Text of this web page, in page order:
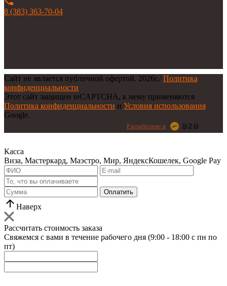
8 (383) 363-70-04
Сайт не является публичной офертой. 2026г./ Политика
конфиденциальности
Этот сайт защищен reCAPTCHA, к нему применяются
Политика конфиденциальности и Условия использования
Google.
Разработано в
Касса
Виза, Мастеркард, Маэстро, Мир, ЯндексКошелек, Google Pay
Оплатить
Наверх
Рассчитать стоимость заказа
Свяжемся с вами в течение рабочего дня (9:00 - 18:00 с пн по
пт)